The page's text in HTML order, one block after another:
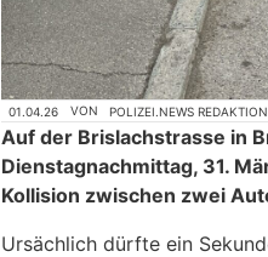
01.04.26 VON POLIZEI.NEWS REDAKTION
Auf der Brislachstrasse in
Dienstagnachmittag, 31.
Kollision zwischen zwei
Ursächlich dürfte ein